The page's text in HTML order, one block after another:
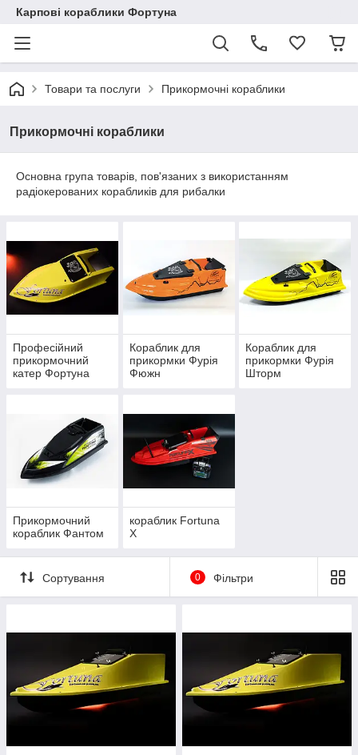
Карпові кораблики Фортуна
Товари та послуги Прикормочні кораблики
Прикормочні кораблики
Основна група товарів, пов'язаних з використанням
радіокерованих корабликів для рибалки
Професійний
прикормочний
катер Фортуна
Кораблик для
прикормки Фурія
Фюжн
Кораблик для
прикормки Фурія
Шторм
Прикормочний
кораблик Фантом
кораблик Fortuna
X
Сортування 0 Фільтри